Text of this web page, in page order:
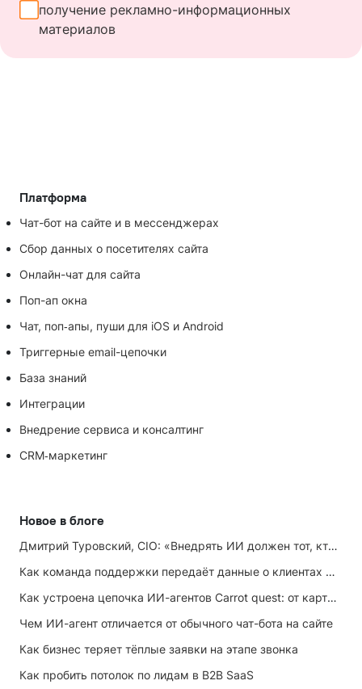
получение рекламно-информационных
материалов
Платформа
Чат-бот на сайте и в мессенджерах
Сбор данных о посетителях сайта
Онлайн-чат для сайта
Поп-ап окна
Чат, поп‑апы, пуши для iOS и Android
Триггерные email-цепочки
База знаний
Интеграции
Внедрение сервиса и консалтинг
CRM‑маркетинг
Новое в блоге
Дмитрий Туровский, CIO: «Внедрять ИИ должен тот, кто ИИ не любит»
Как команда поддержки передаёт данные о клиентах маркетингу
Как устроена цепочка ИИ-агентов Carrot quest: от карточки лида до записи на встречу
Чем ИИ-агент отличается от обычного чат-бота на сайте
Как бизнес теряет тёплые заявки на этапе звонка
Как пробить потолок по лидам в B2B SaaS